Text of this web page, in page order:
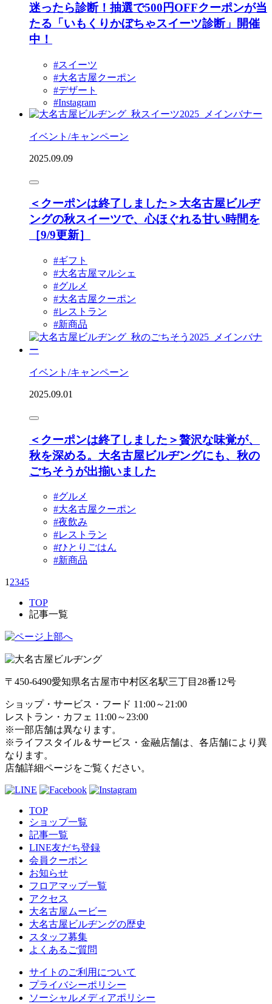
迷ったら診断！抽選で500円OFFクーポンが当
たる「いもくりかぼちゃスイーツ診断」開催
中！
#スイーツ
#大名古屋クーポン
#デザート
#Instagram
イベント/キャンペーン
2025.09.09
＜クーポンは終了しました＞大名古屋ビルヂ
ングの秋スイーツで、心ほぐれる甘い時間を
［9/9更新］
#ギフト
#大名古屋マルシェ
#グルメ
#大名古屋クーポン
#レストラン
#新商品
イベント/キャンペーン
2025.09.01
＜クーポンは終了しました＞贅沢な味覚が、
秋を深める。大名古屋ビルヂングにも、秋の
ごちそうが出揃いました
#グルメ
#大名古屋クーポン
#夜飲み
#レストラン
#ひとりごはん
#新商品
1 2345
TOP
記事一覧
〒450-6490愛知県名古屋市中村区名駅三丁目28番12号
ショップ・サービス・フード 11:00～21:00
レストラン・カフェ 11:00～23:00
※一部店舗は異なります。
※ライフスタイル＆サービス・金融店舗は、各店舗により異
なります。
店舗詳細ページをご覧ください。
TOP
ショップ一覧
記事一覧
LINE友だち登録
会員クーポン
お知らせ
フロアマップ一覧
アクセス
大名古屋ムービー
大名古屋ビルヂングの歴史
スタッフ募集
よくあるご質問
サイトのご利用について
プライバシーポリシー
ソーシャルメディアポリシー